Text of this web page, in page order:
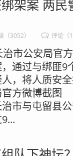
架案 两民
（3052） 评论（
市公安局官
通过与绑匪9
，将人质安
官方微博截
市与屯留县